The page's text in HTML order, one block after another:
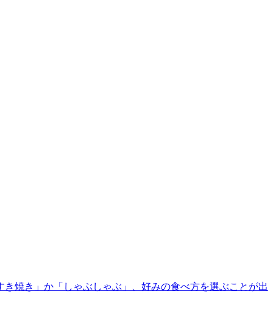
焼き」か「しゃぶしゃぶ」、好みの食べ方を選ぶことが出